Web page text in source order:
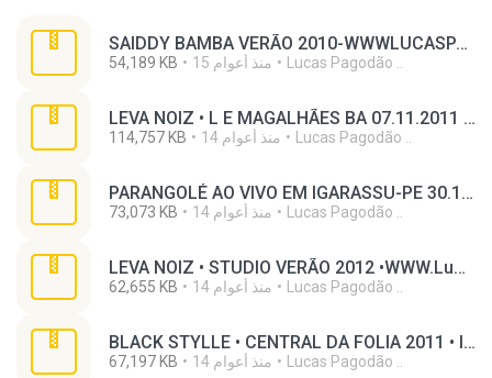
SAIDDY BAMBA VERÃO 2010-WWWLUCASPAGODAO.BLOGSPOT.COM.rar
54,189 KB 15 منذ أعوام Lucas Pagodão ..
LEVA NOIZ • L E MAGALHÃES BA 07.11.2011 - WWW.LuCaSPaGoDao.CoM - CD SUPER BASS.rar
114,757 KB 14 منذ أعوام Lucas Pagodão ..
PARANGOLÉ AO VIVO EM IGARASSU-PE 30.10.11 - WWW.LuCaSPaGoDao.CoM.rar
73,073 KB 14 منذ أعوام Lucas Pagodão ..
LEVA NOIZ • STUDIO VERÃO 2012 •WWW.LuCaSPaGoDao.CoM.rar
62,655 KB 14 منذ أعوام Lucas Pagodão ..
BLACK STYLLE • CENTRAL DA FOLIA 2011 • ITABAIANA-SE 14.11.11 - WWW.LuCaSPaGoDao.CoM.rar
67,197 KB 14 منذ أعوام Lucas Pagodão ..